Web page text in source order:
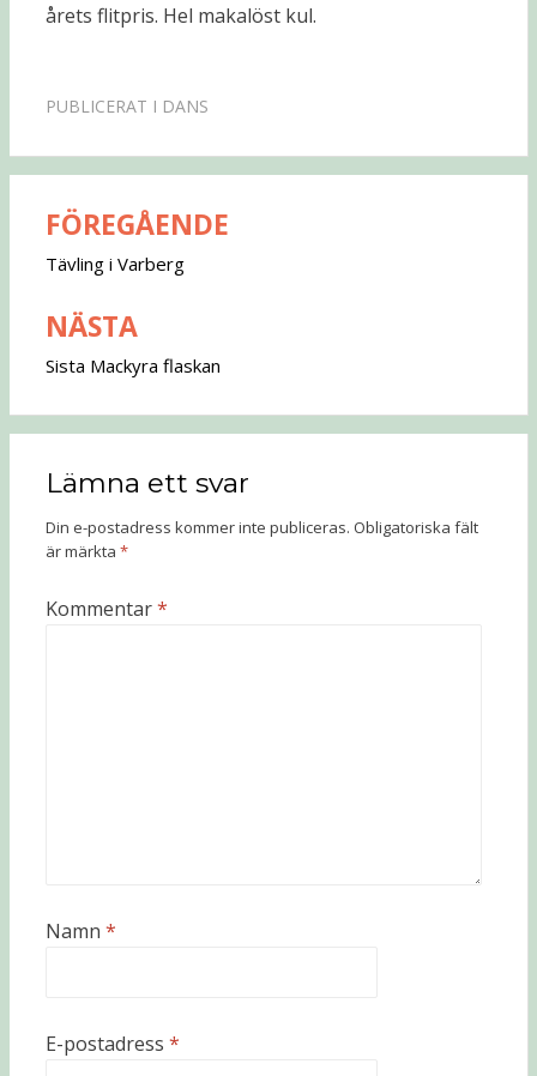
årets flitpris. Hel makalöst kul.
PUBLICERAT I DANS
Inläggsnavigering
FÖREGÅENDE
Tävling i Varberg
NÄSTA
Sista Mackyra flaskan
Lämna ett svar
Din e-postadress kommer inte publiceras. Obligatoriska fält
är märkta *
Kommentar*
Namn *
E-postadress *